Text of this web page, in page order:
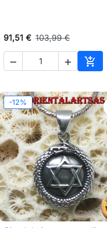
91,51 € 103,99 €
  
-12%